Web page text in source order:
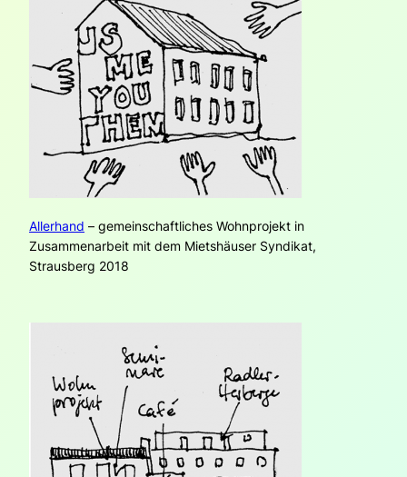
Allerhand – gemeinschaftliches Wohnprojekt in
Zusammenarbeit mit dem Mietshäuser Syndikat,
Strausberg 2018